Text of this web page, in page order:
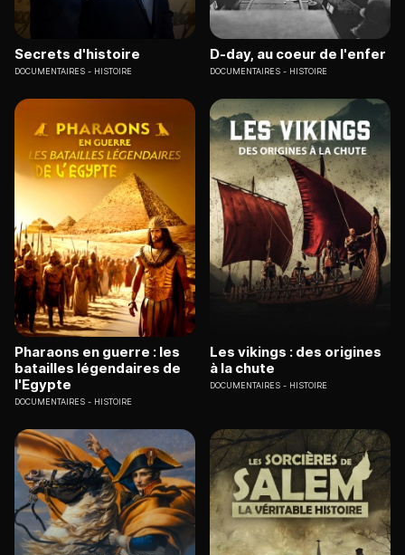
Secrets d'histoire
DOCUMENTAIRES HISTOIRE
D-day, au coeur de l'enfer
DOCUMENTAIRES HISTOIRE
Pharaons en guerre : les
batailles légendaires de
l'Egypte
DOCUMENTAIRES HISTOIRE
Les vikings : des origines
à la chute
DOCUMENTAIRES HISTOIRE